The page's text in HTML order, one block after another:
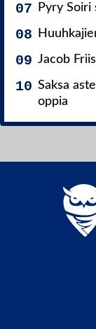
Pyry Soiri
Jacob
Saksa
oppia